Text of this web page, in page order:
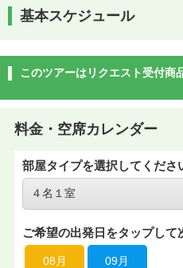
基本スケジュール
このツアーはリクエスト受付商
料金・空席カレンダー
部屋タイプを選択してくださ
ご希望の出発日をタップして
08月 09月